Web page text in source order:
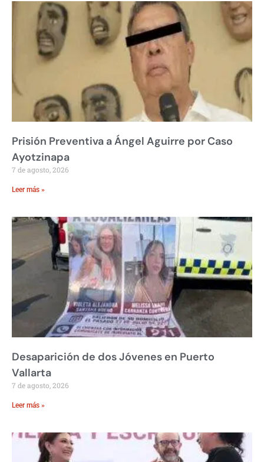
Prisión Preventiva a Ángel Aguirre por Caso
Ayotzinapa
7 de agosto, 2026
Leer más »
Desaparición de dos Jóvenes en Puerto
Vallarta
7 de agosto, 2026
Leer más »